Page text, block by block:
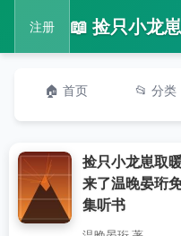
注册
🏠 首页 📂 分类
捡只小龙崽取
来了温晚晏珩
集听书